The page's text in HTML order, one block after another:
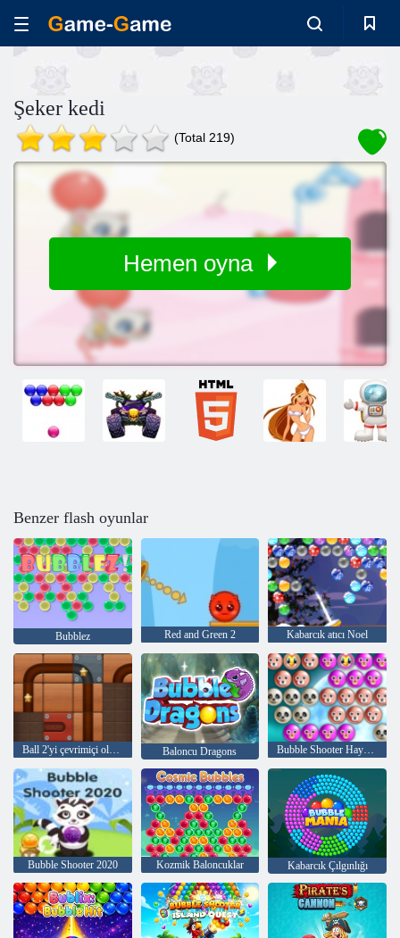
Şeker kedi
(Total 219)
Hemen oyna
Benzer flash oyunlar
Bubblez Red and Green 2 Kabarcık atıcı Noel
Ball 2'yi çevrimiçi olarak yuvarlayın Baloncu Dragons Bubble Shooter Hayvan
Bubble Shooter 2020 Kozmik Baloncuklar Kabarcık Çılgınlığı